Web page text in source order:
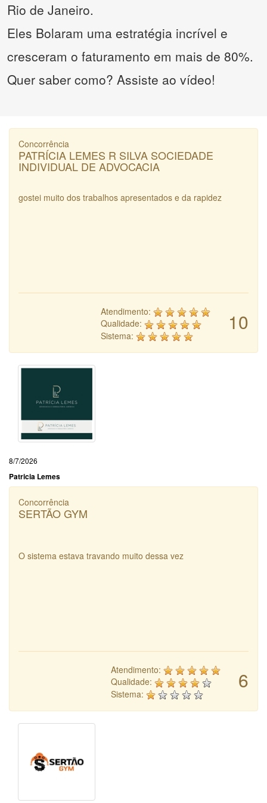
Rio de Janeiro.
Eles Bolaram uma estratégia incrível e
cresceram o faturamento em mais de 80%.
Quer saber como? Assiste ao vídeo!
Concorrência
PATRÍCIA LEMES R SILVA SOCIEDADE
INDIVIDUAL DE ADVOCACIA
gostei muito dos trabalhos apresentados e da rapidez
10
Atendimento:
Qualidade:
Sistema:
8/7/2026
Patricia Lemes
Concorrência
SERTÃO GYM
O sistema estava travando muito dessa vez
6
Atendimento:
Qualidade:
Sistema: